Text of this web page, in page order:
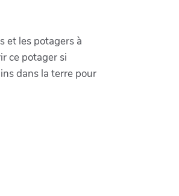
et les potagers à
ce potager si
dans la terre pour